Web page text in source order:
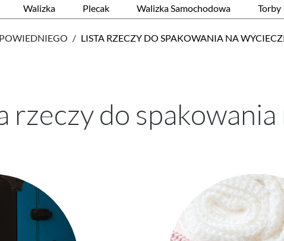
Walizka Plecak Walizka Samochodowa Torby
/ LISTA RZECZY DO SPAKOWANIA NA
rzeczy do